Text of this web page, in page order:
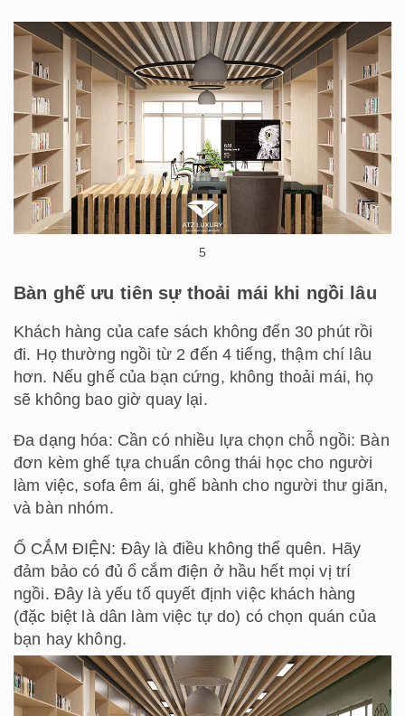
5
Bàn ghế ưu tiên sự thoải mái khi ngồi lâu
Khách hàng của cafe sách không đến 30 phút rồi
đi. Họ thường ngồi từ 2 đến 4 tiếng, thậm chí lâu
hơn. Nếu ghế của bạn cứng, không thoải mái, họ
sẽ không bao giờ quay lại.
Đa dạng hóa: Cần có nhiều lựa chọn chỗ ngồi: Bàn
đơn kèm ghế tựa chuẩn công thái học cho người
làm việc, sofa êm ái, ghế bành cho người thư giãn,
và bàn nhóm.
Ổ CẮM ĐIỆN: Đây là điều không thể quên. Hãy
đảm bảo có đủ ổ cắm điện ở hầu hết mọi vị trí
ngồi. Đây là yếu tố quyết định việc khách hàng
(đặc biệt là dân làm việc tự do) có chọn quán của
bạn hay không.